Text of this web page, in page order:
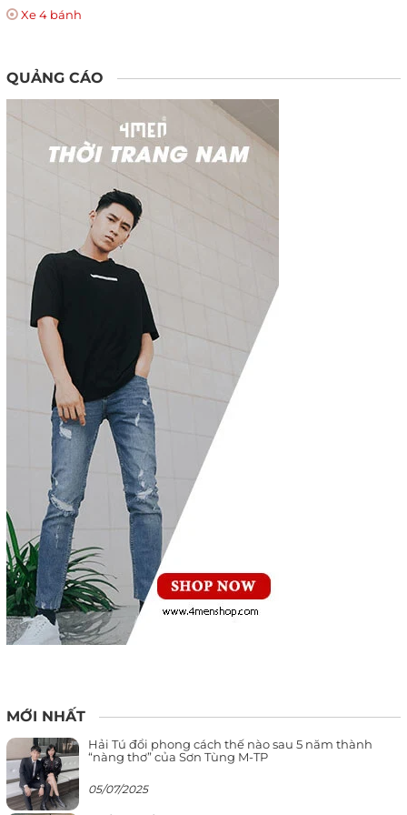
Xe 4 bánh
QUẢNG CÁO
MỚI NHẤT
Hải Tú đổi phong cách thế nào sau 5 năm thành
“nàng thơ” của Sơn Tùng M-TP
05/07/2025